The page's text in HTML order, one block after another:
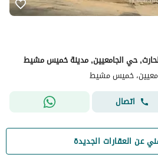
حي الجامعيين, مدينة خميس مشيط
خميس مشيط
اتصال
عن العقارات الجديدة